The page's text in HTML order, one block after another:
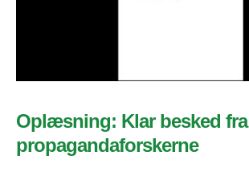
Oplæsning: Klar besked fra
propagandaforskerne